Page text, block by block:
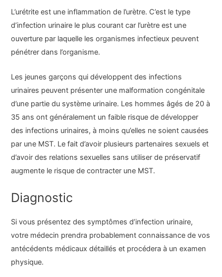
L’urétrite est une inflammation de l’urètre. C’est le type
d’infection urinaire le plus courant car l’urètre est une
ouverture par laquelle les organismes infectieux peuvent
pénétrer dans l’organisme.
Les jeunes garçons qui développent des infections
urinaires peuvent présenter une malformation congénitale
d’une partie du système urinaire. Les hommes âgés de 20 à
35 ans ont généralement un faible risque de développer
des infections urinaires, à moins qu’elles ne soient causées
par une MST. Le fait d’avoir plusieurs partenaires sexuels et
d’avoir des relations sexuelles sans utiliser de préservatif
augmente le risque de contracter une MST.
Diagnostic
Si vous présentez des symptômes d’infection urinaire,
votre médecin prendra probablement connaissance de vos
antécédents médicaux détaillés et procédera à un examen
physique.